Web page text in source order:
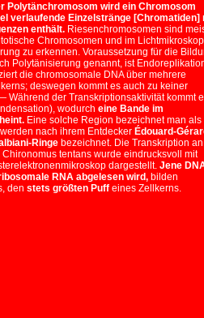
Polytänchromosom wird ein Chromosom
verlaufende Einzelstränge [Chromatiden]
enthält. Riesenchromosomen sind
Chromosomen und im Lichtmikroskop
zu erkennen. Voraussetzung für die
Polytänisierung genannt, ist
die chromosomale DNA über mehrere
deswegen kommt es auch zu keiner
Während der Transkriptionsaktivität kommt
wodurch eine Bande im
Eine solche Region bezeichnet man als
nach ihrem Entdecker Édouard-
Ringe bezeichnet. Die Transkription an
tentans wurde eindrucksvoll mit
dargestellt. Jene
RNA abgelesen wird, bilden
den stets größten Puff eines Zellkerns.